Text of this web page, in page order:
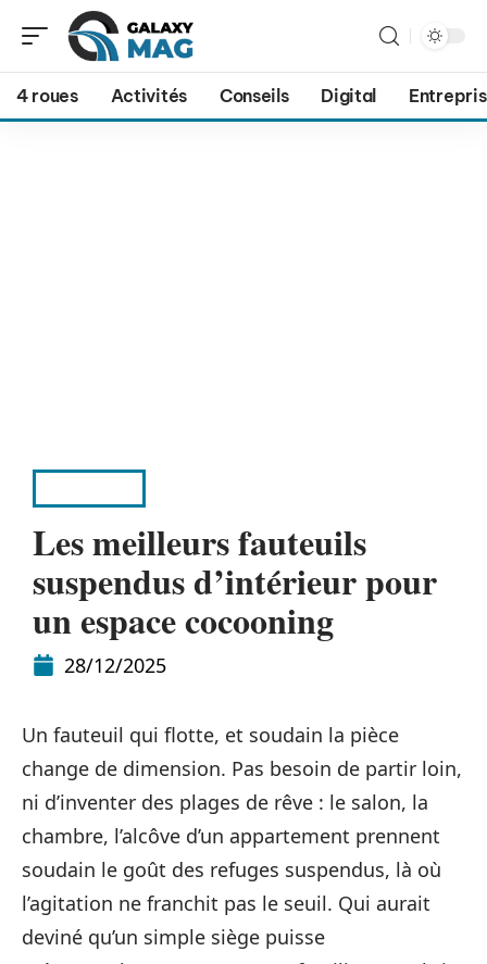
4 roues Activités Conseils Digital
Les meilleurs fauteuils
suspendus d’intérieur pour
un espace cocooning
28/12/2025
Un fauteuil qui flotte, et soudain la pièce
change de dimension. Pas besoin de partir loin,
ni d’inventer des plages de rêve : le salon, la
chambre, l’alcôve d’un appartement prennent
soudain le goût des refuges suspendus, là où
l’agitation ne franchit pas le seuil. Qui aurait
deviné qu’un simple siège puisse